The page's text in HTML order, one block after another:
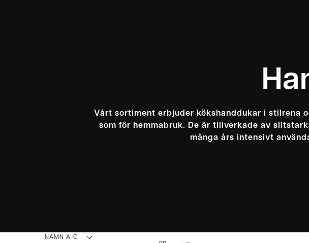
Vårt sortiment erbjuder kökshanddukar i stilrena
som för hemmabruk. De är tillverkade av
många års intensivt
NAMN A-Ö